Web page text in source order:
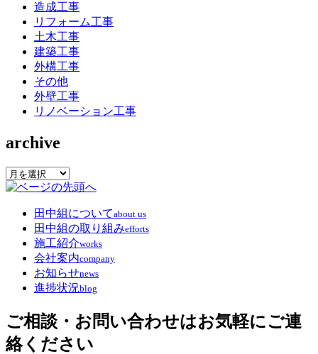
造成工事
リフォーム工事
土木工事
建築工事
外構工事
その他
外壁工事
リノベーション工事
archive
archive
田中組についてabout us
田中組の取り組みefforts
施工紹介works
会社案内company
お知らせnews
進捗状況blog
ご相談・お問い合わせはお気軽にご連
絡ください